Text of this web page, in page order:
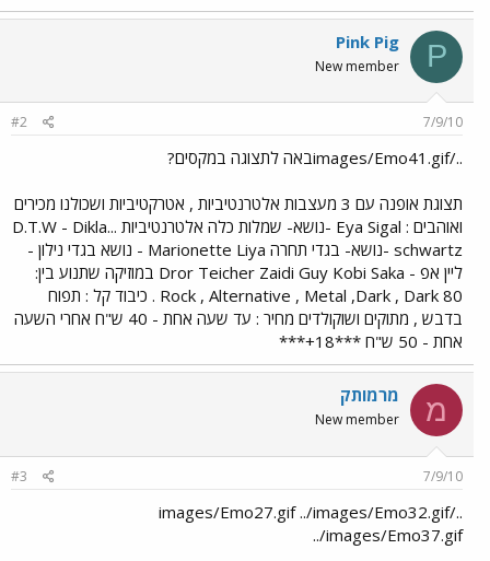
P
Pink Pig
New member
7/9/10
#2
../images/Emo41.gifבאה לתצוגה במקסים?
תצוגת אופנה עם 3 מעצבות אלטרנטיביות , אטרקטיביות ושכולנו מכירים
ואוהבים : Eya Sigal -נושא- שמלות כלה אלטרנטיביות ...D.T.W - Dikla
schwartz -נושא- בגדי תחרה Marionette Liya - נושא בגדי נילון -
ליין אפ - Dror Teicher Zaidi Guy Kobi Saka במוזיקה שתנוע בין:
Rock , Alternative , Metal ,Dark , Dark 80 . כיבוד קל : תפוח
בדבש , מתוקים ושוקולדים מחיר : עד שעה אחת - 40 ש"ח אחרי השעה
אחת - 50 ש"ח ***18+***
מ מרמותק
New member
7/9/10
#3
../images/Emo27.gif ../images/Emo32.gif
../images/Emo37.gif